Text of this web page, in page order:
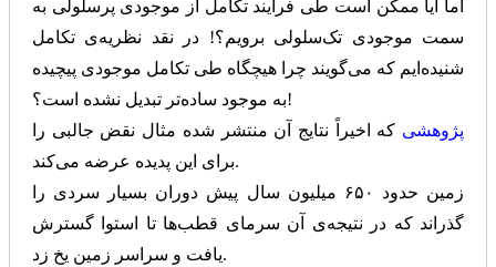
اما آیا ممکن است طی فرایند تکامل از موجودی پرسلولی به
سمت موجودی تک‌سلولی برویم؟! در نقد نظریه‌ی تکامل
شنیده‌ایم که می‌گویند چرا هیچگاه طی تکامل موجودی پیچیده
به موجود ساده‌تر تبدیل نشده است؟!
پژوهشی که اخیراً نتایج آن منتشر شده مثال نقض جالبی را
برای این پدیده عرضه می‌کند.
زمین حدود ۶۵۰ میلیون سال پیش دوران بسیار سردی را
گذراند که در نتیجه‌ی آن سرمای قطب‌ها تا استوا گسترش
یافت و سراسر زمین یخ زد.